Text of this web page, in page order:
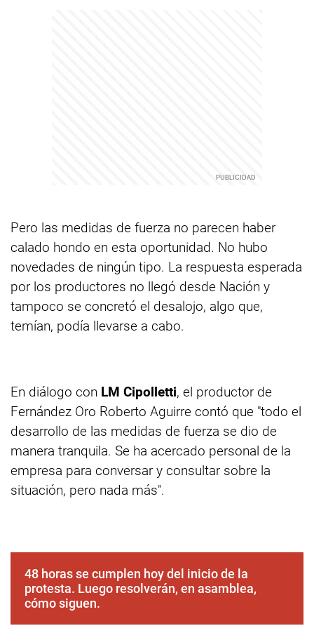
Pero las medidas de fuerza no parecen haber
calado hondo en esta oportunidad. No hubo
novedades de ningún tipo. La respuesta esperada
por los productores no llegó desde Nación y
tampoco se concretó el desalojo, algo que,
temían, podía llevarse a cabo.
En diálogo con LM Cipolletti, el productor de
Fernández Oro Roberto Aguirre contó que "todo el
desarrollo de las medidas de fuerza se dio de
manera tranquila. Se ha acercado personal de la
empresa para conversar y consultar sobre la
situación, pero nada más".
48 horas se cumplen hoy del inicio de la
protesta. Luego resolverán, en asamblea,
cómo siguen.